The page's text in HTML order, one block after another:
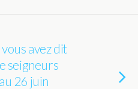
avez dit
seigneurs
26 juin